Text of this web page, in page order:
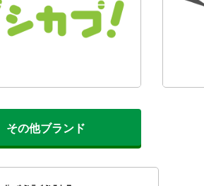
その他ブランド